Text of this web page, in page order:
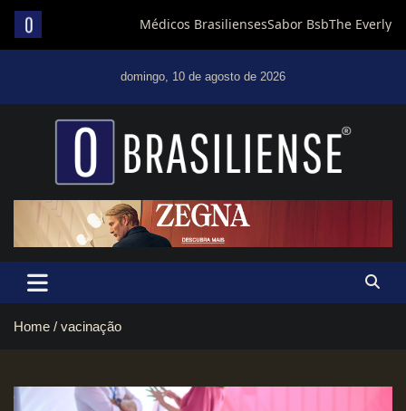
domingo, 10 de agosto de 2026
Um diário de notícias que trabalha por Brasília
Home vacinação